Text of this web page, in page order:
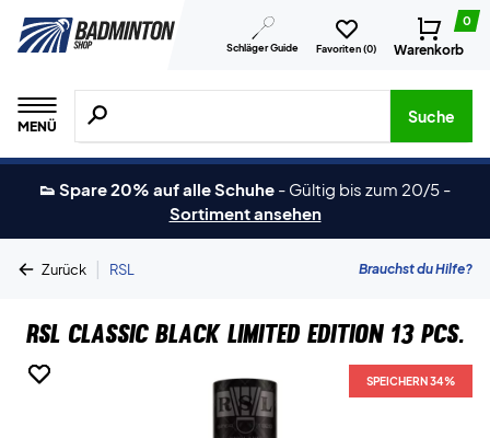
Schläger Guide Favoriten (0)
0
Warenkorb
MENÜ
Suche nach Produkten, Marken usw.
Suche
👟 Spare 20% auf alle Schuhe - Gültig bis zum 20/5 -
Sortiment ansehen
Zurück | RSL Brauchst du Hilfe?
RSL Classic Black Limited Edition 13 pcs.
SPEICHERN 34%
SPEICHERN 34%